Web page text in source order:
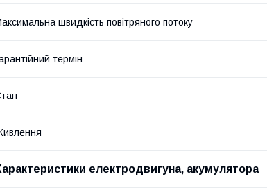
швидкість повітряного потоку
термін
електродвигуна, акумулятора